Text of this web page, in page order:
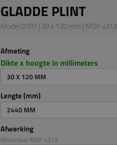
GLADDE PLINT
Model 0101 | 30 x 120 mm | MDF v313
Afmeting
Dikte x hoogte in millimeters
30 X 120 MM
Lengte (mm)
2440 MM
Afwerking
Materiaal: MDF v313